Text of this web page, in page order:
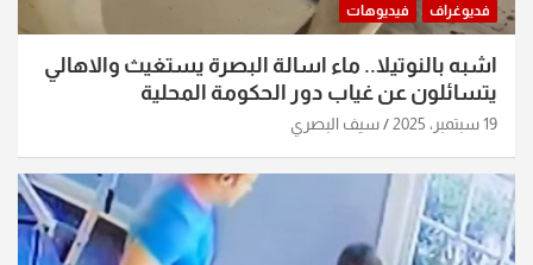
فديوغراف فيديوهات
اشبه بالنوتيلا.. ماء اسالة البصرة يستغيث والاهالي
يتسائلون عن غياب دور الحكومة المحلية
19 سبتمبر، 2025 سيف البصري